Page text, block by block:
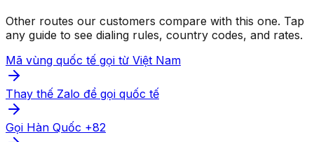
Other routes our customers compare with this one. Tap
any guide to see dialing rules, country codes, and rates.
Mã vùng quốc tế gọi từ Việt Nam
Thay thế Zalo để gọi quốc tế
Gọi Hàn Quốc +82